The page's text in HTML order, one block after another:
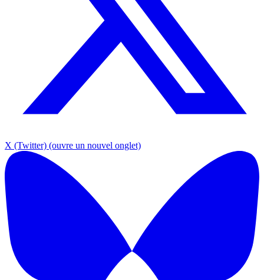
X (Twitter) (ouvre un nouvel onglet)